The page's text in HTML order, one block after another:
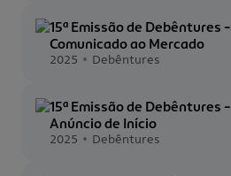
15ª Emissão de Debêntures -
Comunicado ao Mercado
2025 Debêntures
15ª Emissão de Debêntures -
Anúncio de Início
2025 Debêntures